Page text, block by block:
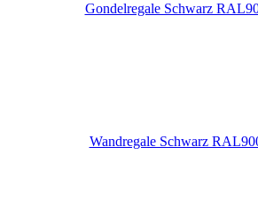
Gondelregale Schwarz
Wandregale Schwarz